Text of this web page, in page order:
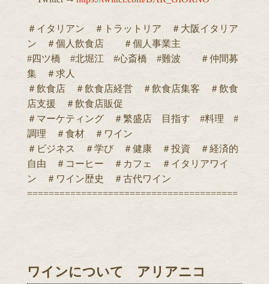
＃イタリアン ＃トラットリア ＃大阪イタリア
ン ＃個人飲食店 ＃個人事業主
#四ツ橋 #北堀江 #心斎橋 #難波 ＃仲間募
集 ＃求人
＃飲食店 ＃飲食店経営 ＃飲食店集客 ＃飲食
店支援 ＃飲食店販促
＃マーケティング ＃繁盛店 目指す #料理 #
調理 ＃食材 ＃ワイン
＃ビジネス ＃学び ＃健康 ＃投資 ＃経済的
自由 ＃コーヒー ＃カフェ ＃イタリアワイ
ン ＃ワイン歴史 ＃古代ワイン
=======================================
ワインについて アリアニコ